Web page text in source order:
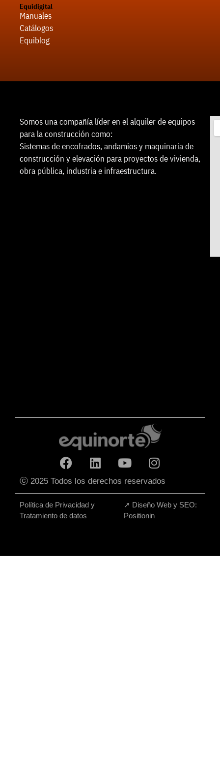
Equidigital
Manuales
Catálogos
Equiblog
Somos una compañía líder en el alquiler de equipos
para la construcción como:
Sistemas de encofrados, andamios y maquinaria de
construcción y elevación para proyectos de vivienda,
obra pública, industria e infraestructura.
ⓒ 2025 Todos los derechos reservados
Política de Privacidad y
Tratamiento de datos
↗ Diseño Web y SEO:
Positionin